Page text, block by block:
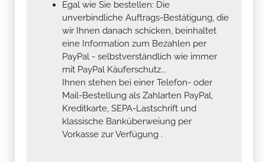
Egal wie Sie bestellen: Die
unverbindliche Auftrags-Bestätigung, die
wir Ihnen danach schicken, beinhaltet
eine Information zum Bezahlen per
PayPal - selbstverständlich wie immer
mit PayPal Käuferschutz...
Ihnen stehen bei einer Telefon- oder
Mail-Bestellung als Zahlarten PayPal,
Kreditkarte, SEPA-Lastschrift und
klassische Banküberweiung per
Vorkasse zur Verfügung .